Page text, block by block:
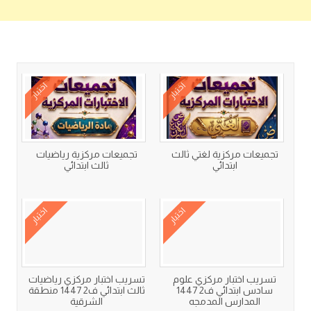
اختبار
تجميعات مركزية لغتي ثالث
ابتدائي
اختبار
تجميعات مركزية رياضيات
ثالث ابتدائي
اختبار
تسريب اختبار مركزي علوم
سادس ابتدائي ف2 1447
المدارس المدمجه
اختبار
تسريب اختبار مركزي رياضيات
ثالث ابتدائي ف2 1447 منطقة
الشرقية